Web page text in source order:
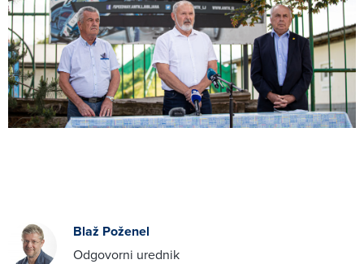
Blaž Poženel
Odgovorni urednik